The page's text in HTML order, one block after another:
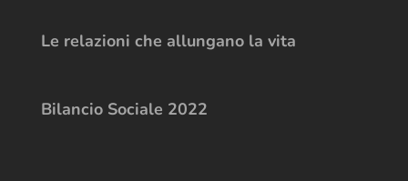
Le relazioni che allungano la vita
Bilancio Sociale 2022